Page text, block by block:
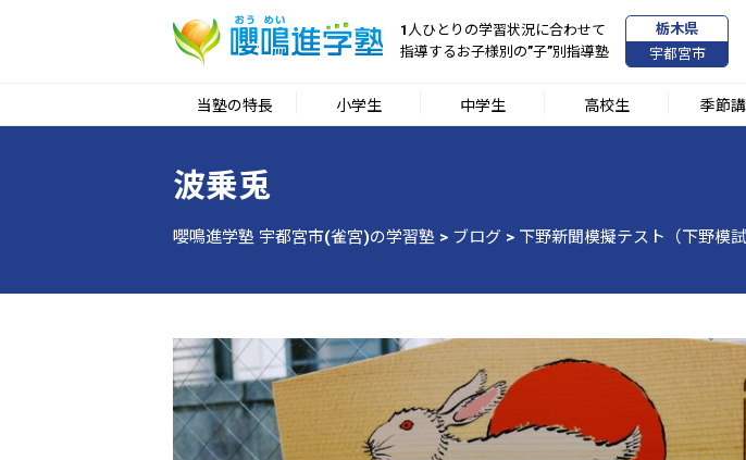
1人ひとりの学習状況に合わせて
指導するお子様別の”子”別指導塾
栃木県
宇都宮市
当塾の特長 小学生 中学生 高校生 季節
波乗兎
嚶鳴進学塾 宇都宮市(雀宮)の学習塾 > ブログ > 下野新聞模擬テスト（下野模試